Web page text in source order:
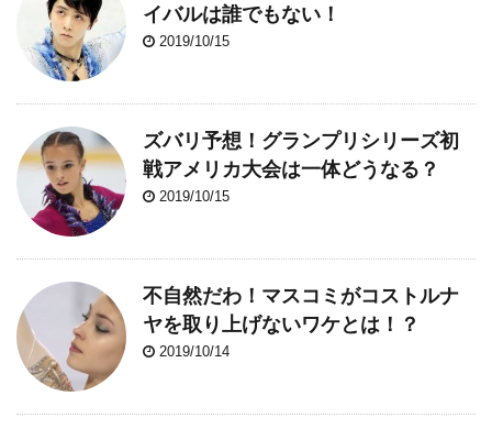
イバルは誰でもない！
2019/10/15
ズバリ予想！グランプリシリーズ初
戦アメリカ大会は一体どうなる？
2019/10/15
不自然だわ！マスコミがコストルナ
ヤを取り上げないワケとは！？
2019/10/14